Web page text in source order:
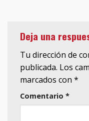
Deja una
Tu dirección de
publicada. Los
marcados con *
Comentario *